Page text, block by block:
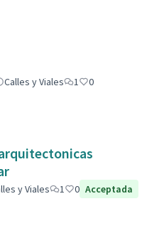
Calles y Viales 1
0
y Viales 1 0 Acceptada